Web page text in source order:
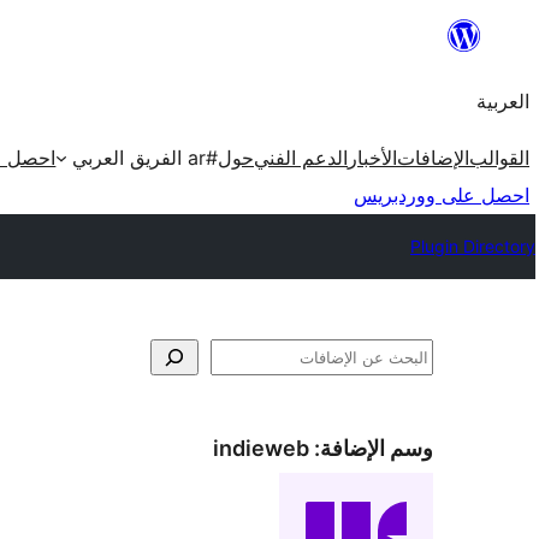
المحتوى
العربية
القوالبالإضافاتالأخبار الدعم الفنيحول#ar الفريق العربي
احصل
احصل على ووردبريس
Plugin Directory
البحث
وسم الإضافة: indieweb